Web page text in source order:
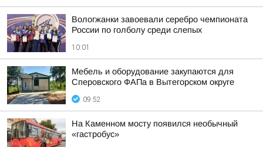
Вологжанки завоевали серебро чемпионата
России по голболу среди слепых
10:01
Мебель и оборудование закупаются для
Сперовского ФАПа в Вытегорском округе
09:52
На Каменном мосту появился необычный
«гастробус»